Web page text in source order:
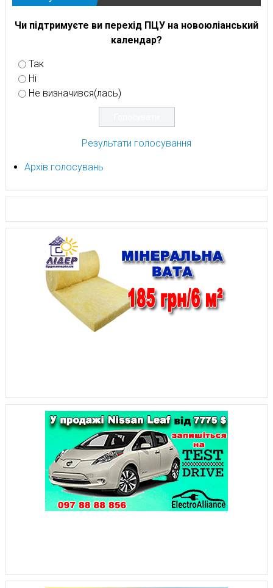
Чи підтримуєте ви перехід ПЦУ на новоюліанський
календар?
Так
Ні
Не визначився(лась)
Результати голосування
Архів голосувань